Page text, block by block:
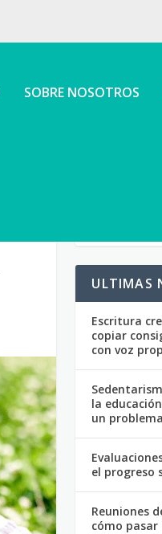
SOBRE NOSOTROS
ULTIMAS
Escritura
copiar
con voz
la
un
el progreso
Reuniones
cómo